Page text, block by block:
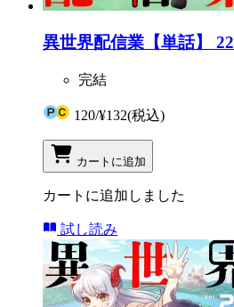
異世界配信業【単話】 22
完結
120/¥132(税込)
カートに追加
カートに追加しました
試し読み